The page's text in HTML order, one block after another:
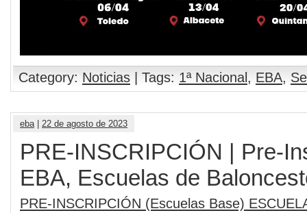
Category: Noticias | Tags: 1ª Nacional , EBA,
eba| 22 de agosto de 2023
PRE-INSCRIPCIÓN | Pre-
EBA, Escuelas de
PRE-INSCRIPCIÓN (Escuelas Base)